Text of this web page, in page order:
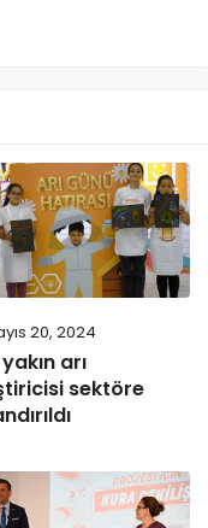
20, 2024
arı
sektöre